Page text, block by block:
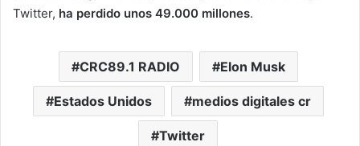
Twitter, ha perdido unos 49.000 millones.
CRC89.1 RADIO Elon Musk
Estados Unidos medios digitales cr
Twitter